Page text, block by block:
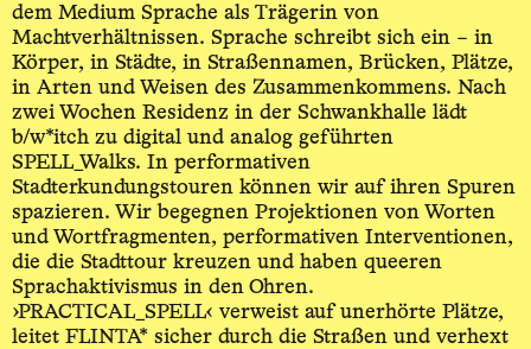
dem Medium Sprache als Trägerin von
Machtverhältnissen. Sprache schreibt sich ein – in
Körper, in Städte, in Straßennamen, Brücken, Plätze,
in Arten und Weisen des Zusammenkommens. Nach
zwei Wochen Residenz in der Schwankhalle lädt
b/w*itch zu digital und analog geführten
SPELL_Walks. In performativen
Stadterkundungstouren können wir auf ihren Spuren
spazieren. Wir begegnen Projektionen von Worten
und Wortfragmenten, performativen Interventionen,
die die Stadttour kreuzen und haben queeren
Sprachaktivismus in den Ohren.
›PRACTICAL_SPELL‹ verweist auf unerhörte Plätze,
leitet FLINTA* sicher durch die Straßen und verhext